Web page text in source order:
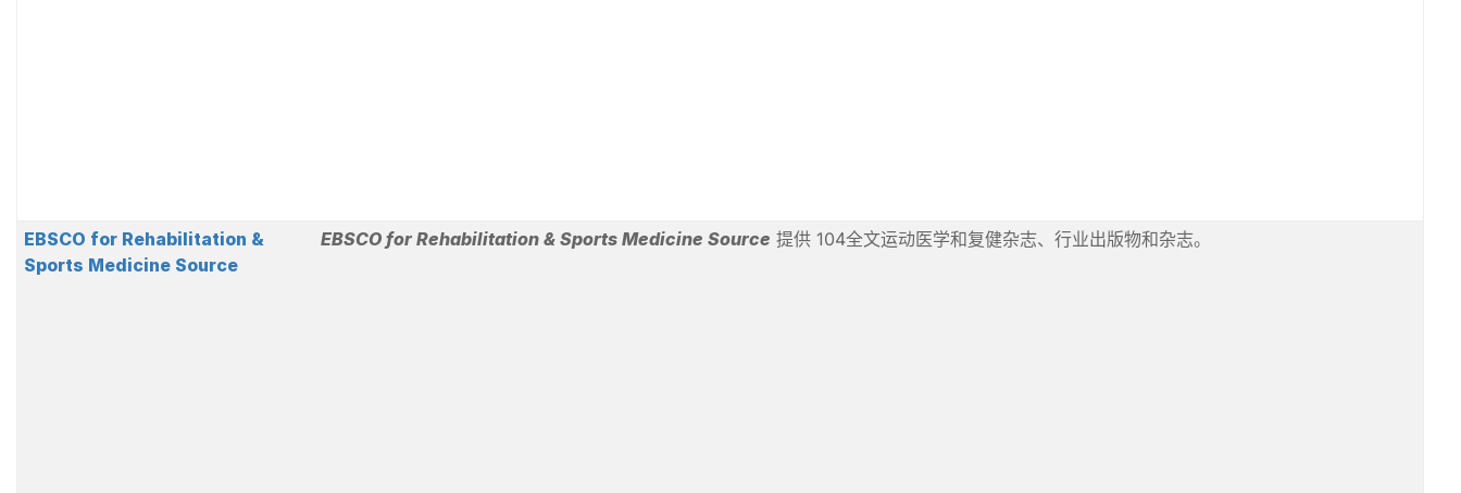
EBSCO for Rehabilitation &
Sports Medicine Source
EBSCO for Rehabilitation & Sports Medicine Source 提供 104全文运动医学和复健杂志、行业出版物和杂志。